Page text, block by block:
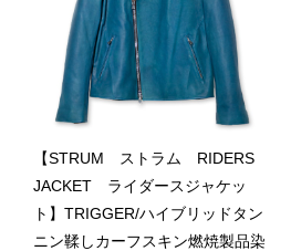
【STRUM ストラム RIDERS
JACKET ライダースジャケッ
ト】TRIGGER/ハイブリッドタン
ニン鞣しカーフスキン燃焼製品染